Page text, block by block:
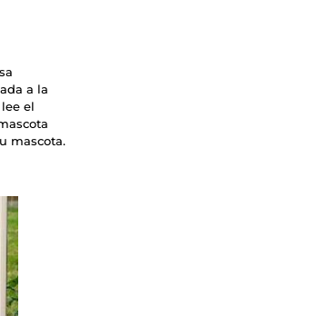
a la
el
mascota.